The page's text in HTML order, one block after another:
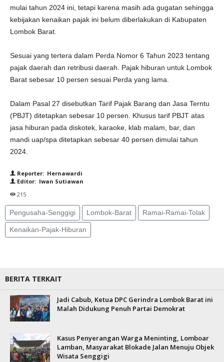
mulai tahun 2024 ini, tetapi karena masih ada gugatan sehingga
kebijakan kenaikan pajak ini belum diberlakukan di Kabupaten
Lombok Barat.
Sesuai yang tertera dalam Perda Nomor 6 Tahun 2023 tentang
pajak daerah dan retribusi daerah. Pajak hiburan untuk Lombok
Barat sebesar 10 persen sesuai Perda yang lama.
Dalam Pasal 27 disebutkan Tarif Pajak Barang dan Jasa Terntu
(PBJT) ditetapkan sebesar 10 persen. Khusus tarif PBJT atas
jasa hiburan pada diskotek, karaoke, klab malam, bar, dan
mandi uap/spa ditetapkan sebesar 40 persen dimulai tahun
2024.
Reporter: Hernawardi
Editor: Iwan Sutiawan
215
Pengusaha-Senggigi Lombok-Barat Ramai-Ramai-Tolak
Kenaikan-Pajak-Hiburan
BERITA TERKAIT
Jadi Cabub, Ketua DPC Gerindra Lombok Barat ini
Malah Didukung Penuh Partai Demokrat
Kasus Penyerangan Warga Meninting, Lomboar
Lamban, Masyarakat Blokade Jalan Menuju Objek
Wisata Senggigi